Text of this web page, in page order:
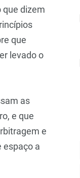
que dizem
que
levado o
as
e que
e
espaço a